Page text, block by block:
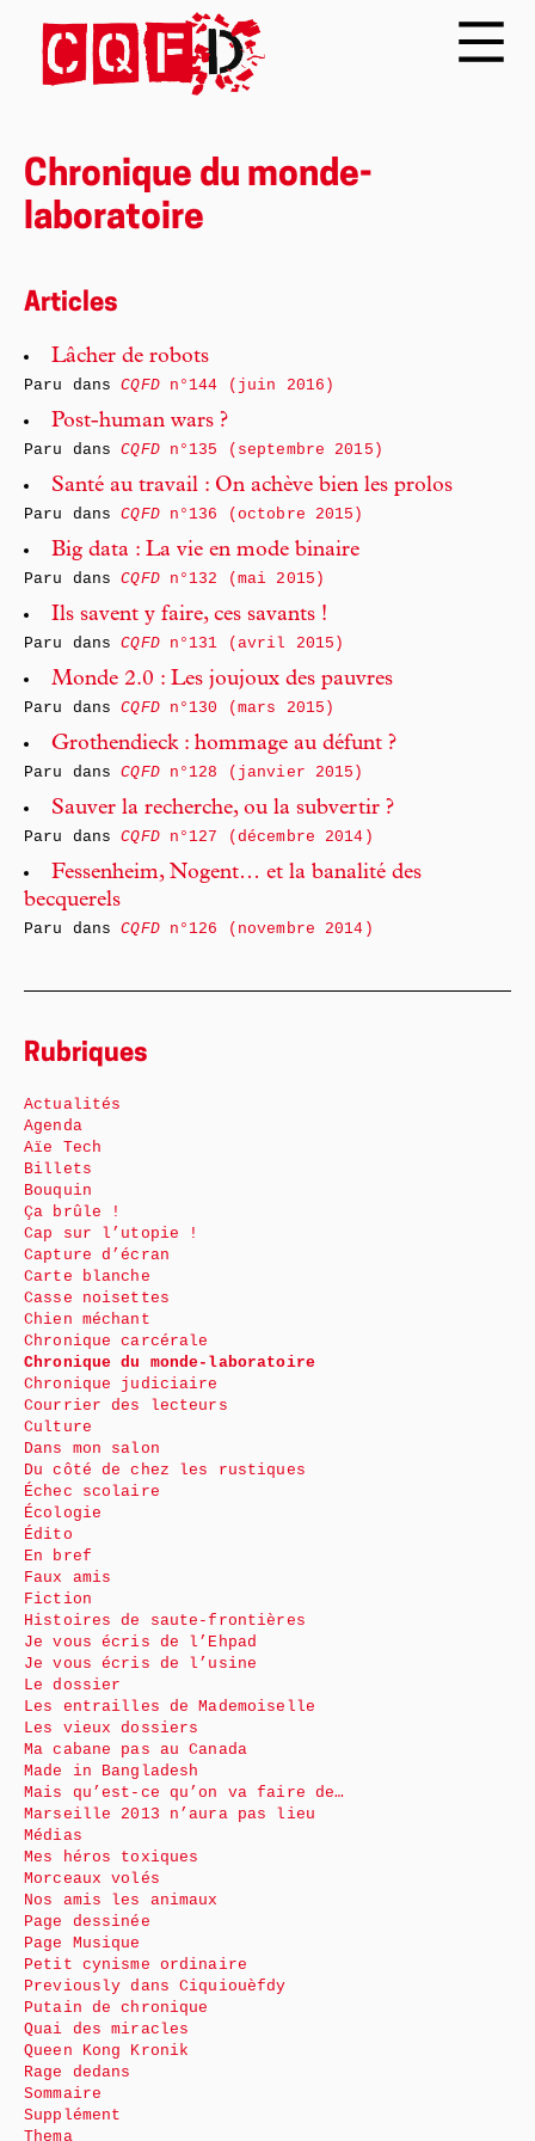
Chronique du monde-
laboratoire
Articles
Lâcher de robots
Paru dansCQFDn°144 (juin 2016)
Post-human wars ?
Paru dansCQFDn°135 (septembre 2015)
Santé au travail : On achève bien les prolos
Paru dansCQFDn°136 (octobre 2015)
Big data : La vie en mode binaire
Paru dansCQFDn°132 (mai 2015)
Ils savent y faire, ces savants !
Paru dansCQFDn°131 (avril 2015)
Monde 2.0 : Les joujoux des pauvres
Paru dansCQFDn°130 (mars 2015)
Grothendieck : hommage au défunt ?
Paru dansCQFDn°128 (janvier 2015)
Sauver la recherche, ou la subvertir ?
Paru dansCQFDn°127 (décembre 2014)
Fessenheim, Nogent… et la banalité des
becquerels
Paru dansCQFDn°126 (novembre 2014)
Rubriques
Actualités
Agenda
Aïe Tech
Billets
Bouquin
Ça brûle !
Cap sur l’utopie !
Capture d’écran
Carte blanche
Casse noisettes
Chien méchant
Chronique carcérale
Chronique du monde-laboratoire
Chronique judiciaire
Courrier des lecteurs
Culture
Dans mon salon
Du côté de chez les rustiques
Échec scolaire
Écologie
Édito
En bref
Faux amis
Fiction
Histoires de saute-frontières
Je vous écris de l’Ehpad
Je vous écris de l’usine
Le dossier
Les entrailles de Mademoiselle
Les vieux dossiers
Ma cabane pas au Canada
Made in Bangladesh
Mais qu’est-ce qu’on va faire de…
Marseille 2013 n’aura pas lieu
Médias
Mes héros toxiques
Morceaux volés
Nos amis les animaux
Page dessinée
Page Musique
Petit cynisme ordinaire
Previously dans Ciquiouèfdy
Putain de chronique
Quai des miracles
Queen Kong Kronik
Rage dedans
Sommaire
Supplément
Thema